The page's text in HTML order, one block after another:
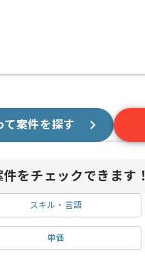
て案件を探す
をチェックできます！
スキル・言語
単価